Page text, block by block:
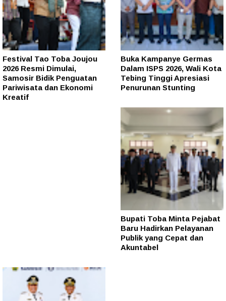
Festival Tao Toba Joujou
2026 Resmi Dimulai,
Samosir Bidik Penguatan
Pariwisata dan Ekonomi
Kreatif
Buka Kampanye Germas
Dalam ISPS 2026, Wali Kota
Tebing Tinggi Apresiasi
Penurunan Stunting
Bupati Toba Minta Pejabat
Baru Hadirkan Pelayanan
Publik yang Cepat dan
Akuntabel